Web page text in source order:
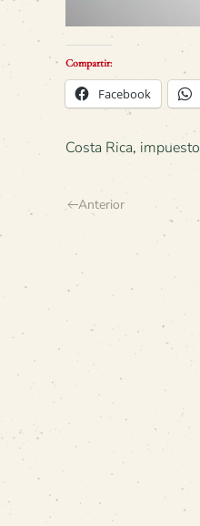
Compartir:
Facebook
Costa Rica, impuesto
Anterior